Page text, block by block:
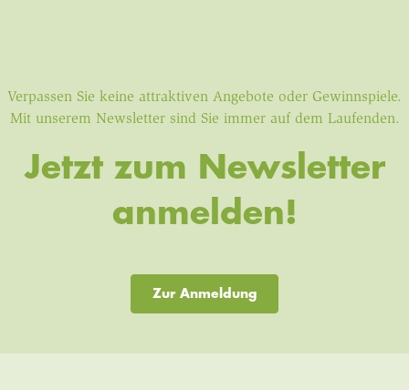
Verpassen Sie keine attraktiven Angebote oder Gewinnspiele.
Mit unserem Newsletter sind Sie immer auf dem Laufenden.
Jetzt zum Newsletter
anmelden!
Zur Anmeldung